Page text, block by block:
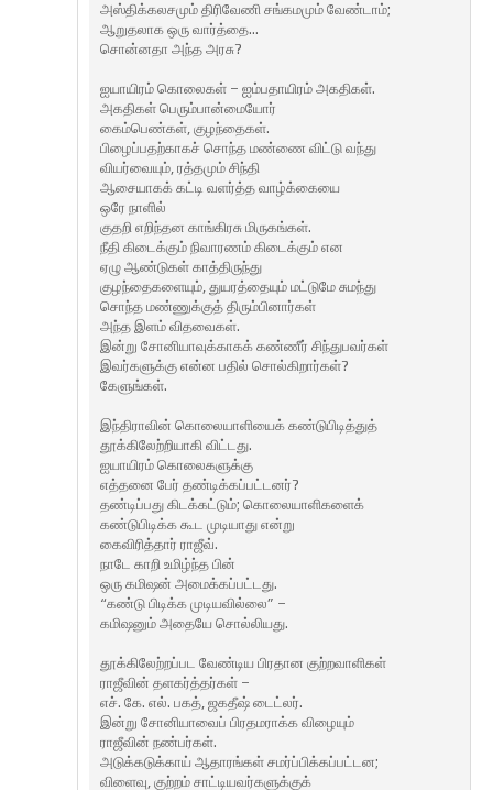
அஸ்திக்கலசமும் திரிவேணி சங்கமமும் வேண்டாம்;
ஆறுதலாக ஒரு வார்த்தை…
சொன்னதா அந்த அரசு?
ஐயாயிரம் கொலைகள் – ஐம்பதாயிரம் அகதிகள்.
அகதிகள் பெரும்பான்மையோர்
கைம்பெண்கள், குழந்தைகள்.
பிழைப்பதற்காகச் சொந்த மண்ணை விட்டு வந்து
வியர்வையும், ரத்தமும் சிந்தி
ஆசையாகக் கட்டி வளர்த்த வாழ்க்கையை
ஒரே நாளில்
குதறி எறிந்தன காங்கிரசு மிருகங்கள்.
நீதி கிடைக்கும் நிவாரணம் கிடைக்கும் என
ஏழு ஆண்டுகள் காத்திருந்து
குழந்தைகளையும், துயரத்தையும் மட்டுமே சுமந்து
சொந்த மண்ணுக்குத் திரும்பினார்கள்
அந்த இளம் விதவைகள்.
இன்று சோனியாவுக்காகக் கண்ணீர் சிந்துபவர்கள்
இவர்களுக்கு என்ன பதில் சொல்கிறார்கள்?
கேளுங்கள்.
இந்திராவின் கொலையாளியைக் கண்டுபிடித்துத்
தூக்கிலேற்றியாகி விட்டது.
ஐயாயிரம் கொலைகளுக்கு
எத்தனை பேர் தண்டிக்கப்பட்டனர்?
தண்டிப்பது கிடக்கட்டும்; கொலையாளிகளைக்
கண்டுபிடிக்க கூட முடியாது என்று
கைவிரித்தார் ராஜீவ்.
நாடே காறி உமிழ்ந்த பின்
ஒரு கமிஷன் அமைக்கப்பட்டது.
“கண்டு பிடிக்க முடியவில்லை” –
கமிஷனும் அதையே சொல்லியது.
தூக்கிலேற்றப்பட வேண்டிய பிரதான குற்றவாளிகள்
ராஜீவின் தளகர்த்தர்கள் –
எச். கே. எல். பகத், ஜகதீஷ் டைட்லர்.
இன்று சோனியாவைப் பிரதமராக்க விழையும்
ராஜீவின் நண்பர்கள்.
அடுக்கடுக்காய் ஆதாரங்கள் சமர்ப்பிக்கப்பட்டன;
விளைவு, குற்றம் சாட்டியவர்களுக்குக்